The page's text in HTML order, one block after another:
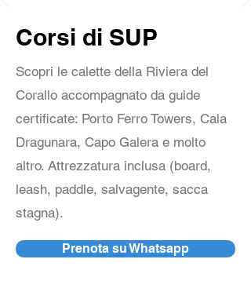
Corsi di SUP
Scopri le calette della Riviera del
Corallo accompagnato da guide
certificate: Porto Ferro Towers, Cala
Dragunara, Capo Galera e molto
altro. Attrezzatura inclusa (board,
leash, paddle, salvagente, sacca
stagna).​
Prenota su Whatsapp